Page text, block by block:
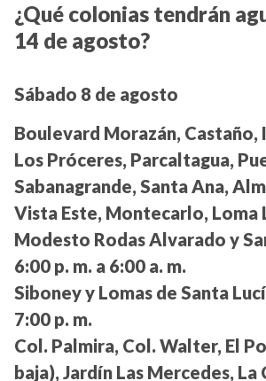
¿Qué colonias tendrán
14 de agosto?
Sábado 8 de agosto
Boulevard Morazán, Castaño,
Los Próceres, Parcaltagua,
Sabanagrande, Santa Ana,
Vista Este, Montecarlo, Loma
Modesto Rodas Alvarado y
6:00 p. m. a 6:00 a. m.
Siboney y Lomas de Santa
7:00 p. m.
Col. Palmira, Col. Walter, El
baja), Jardín Las Mercedes, La